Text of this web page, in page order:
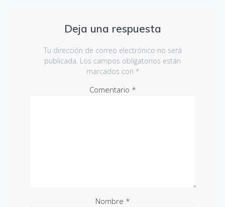
Deja una respuesta
Tu dirección de correo electrónico no será
publicada. Los campos obligatorios están
marcados con *
Comentario *
Nombre *